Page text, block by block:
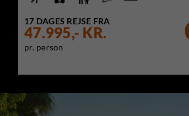
17 DAGES REJSE FRA
47.995,- KR.
pr. person